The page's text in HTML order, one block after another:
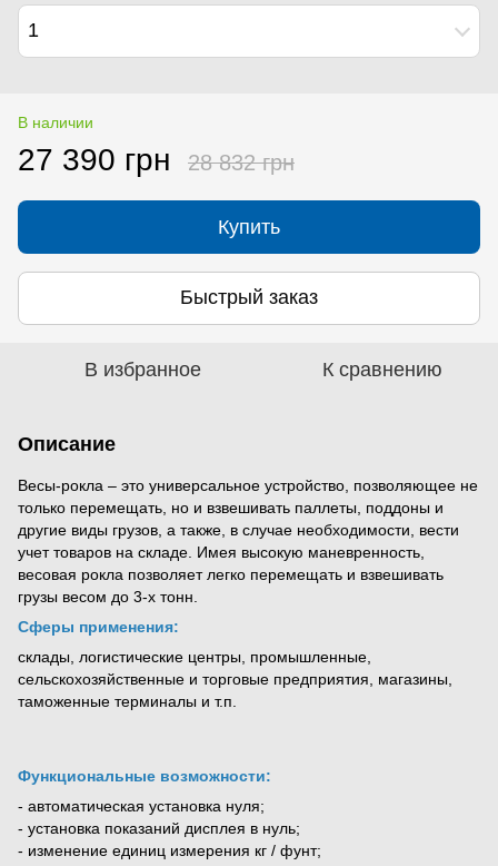
1
В наличии
27 390 грн 28 832 грн
Купить
Быстрый заказ
В избранное К сравнению
Описание
Весы-рокла – это универсальное устройство, позволяющее не
только перемещать, но и взвешивать паллеты, поддоны и
другие виды грузов, а также, в случае необходимости, вести
учет товаров на складе. Имея высокую маневренность,
весовая рокла позволяет легко перемещать и взвешивать
грузы весом до 3-х тонн.
Сферы применения:
склады, логистические центры, промышленные,
сельскохозяйственные и торговые предприятия, магазины,
таможенные терминалы и т.п.
Функциональные возможности:
- автоматическая установка нуля;
- установка показаний дисплея в нуль;
- изменение единиц измерения кг / фунт;